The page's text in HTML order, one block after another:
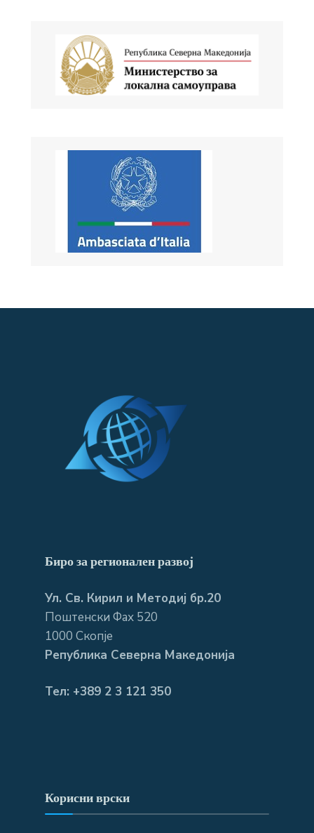
Биро за регионален развој
Ул. Св. Кирил и Методиј бр.20
Поштенски Фах 520
1000 Скопје
Република Северна Македонија
Тел: +389 2 3 121 350
Корисни врски